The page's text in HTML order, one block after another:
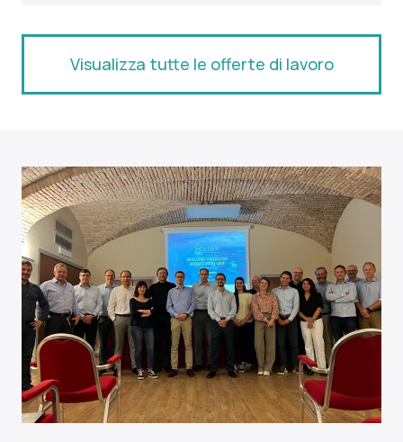
Visualizza tutte le offerte di lavoro